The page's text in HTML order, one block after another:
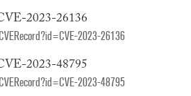
2023-26136
2023-26136
2023-48795
2023-48795